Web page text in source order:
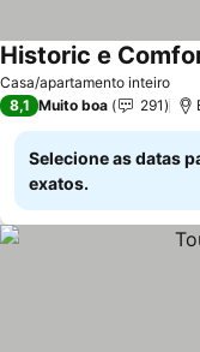
Casa/apartamento inteiro
Historic e
8,1 Muito boa 291
Selecione as datas
exatos.